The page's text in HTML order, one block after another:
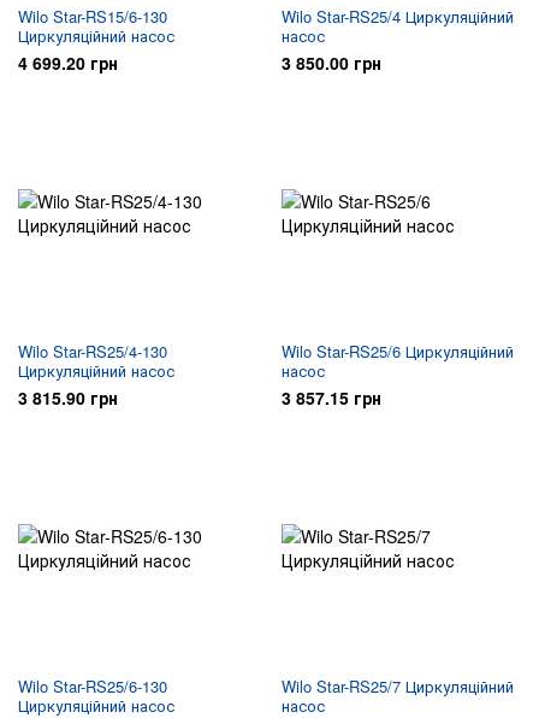
Wilo Star-RS15/6-130
Циркуляційний насос
4 699.20 грн
Wilo Star-RS25/4 Циркуляційний
насос
3 850.00 грн
Wilo Star-RS25/4-130
Циркуляційний насос
3 815.90 грн
Wilo Star-RS25/6 Циркуляційний
насос
3 857.15 грн
Wilo Star-RS25/6-130
Циркуляційний насос
Wilo Star-RS25/7 Циркуляційний
насос